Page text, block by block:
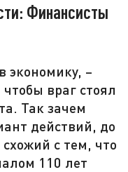
Финансисты
экономику, –
враг стоял
Так зачем
действий, до
с тем, что
110 лет